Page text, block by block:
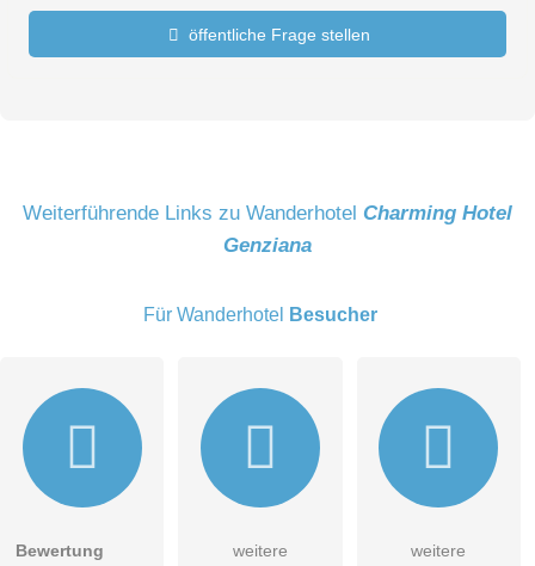
öffentliche Frage stellen
Weiterführende Links zu Wanderhotel Charming Hotel
Genziana
Für Wanderhotel Besucher
Bewertung
weitere
weitere